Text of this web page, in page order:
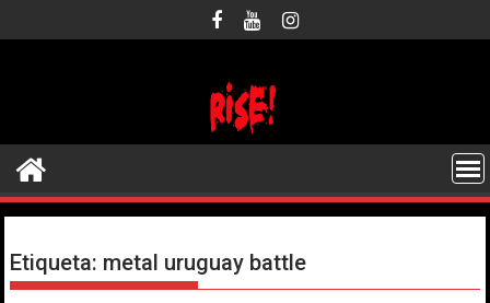
al
Etiqueta: metal uruguay battle